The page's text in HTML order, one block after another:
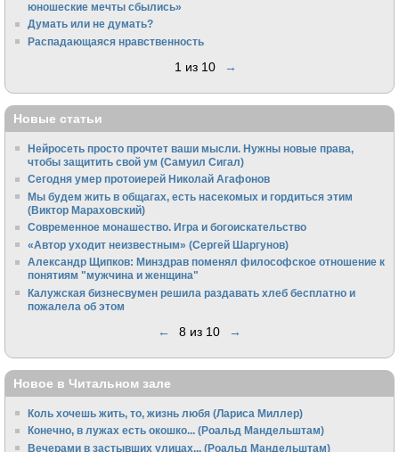
юношеские мечты сбылись»
Думать или не думать?
Распадающаяся нравственность
1 из 10 →
Новые статьи
Нейросеть просто прочтет ваши мысли. Нужны новые права,
чтобы защитить свой ум (Самуил Сигал)
Сегодня умер протоиерей Николай Агафонов
Мы будем жить в общагах, есть насекомых и гордиться этим
(Виктор Мараховский)
Cовременное монашество. Игра и богоискательство
«Автор уходит неизвестным» (Сергей Шаргунов)
Александр Щипков: Минздрав поменял философское отношение к
понятиям "мужчина и женщина"
Калужская бизнесвумен решила раздавать хлеб бесплатно и
пожалела об этом
← 8 из 10 →
Новое в Читальном зале
Коль хочешь жить, то, жизнь любя (Лариса Миллер)
Конечно, в лужах есть окошко... (Роальд Мандельштам)
Вечерами в застывших улицах... (Роальд Мандельштам)